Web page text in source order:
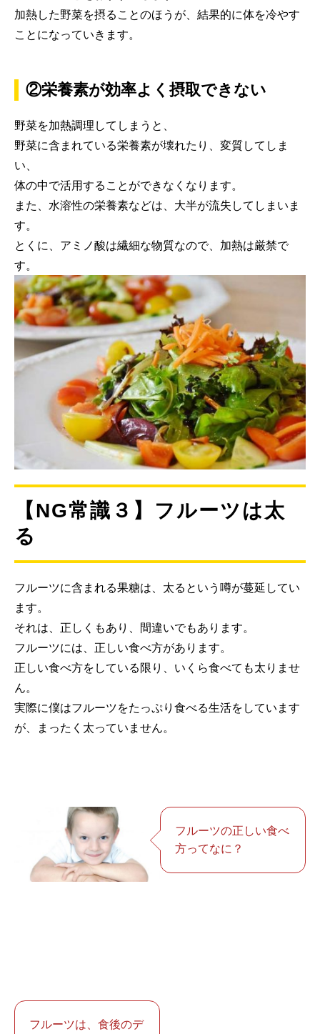
加熱した野菜を摂ることのほうが、結果的に体を冷やす
ことになっていきます。
②栄養素が効率よく摂取できない
野菜を加熱調理してしまうと、
野菜に含まれている栄養素が壊れたり、変質してしま
い、
体の中で活用することができなくなります。
また、水溶性の栄養素などは、大半が流失してしまいま
す。
とくに、アミノ酸は繊細な物質なので、加熱は厳禁で
す。
【NG常識３】フルーツは太
る
フルーツに含まれる果糖は、太るという噂が蔓延してい
ます。
それは、正しくもあり、間違いでもあります。
フルーツには、正しい食べ方があります。
正しい食べ方をしている限り、いくら食べても太りませ
ん。
実際に僕はフルーツをたっぷり食べる生活をしています
が、まったく太っていません。
フルーツの正しい食べ
方ってなに？
フルーツは、食後のデ